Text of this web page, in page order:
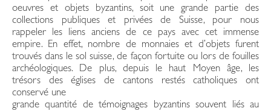
oeuvres et objets byzantins, soit une grande partie des
collections publiques et privées de Suisse, pour nous
rappeler les liens anciens de ce pays avec cet immense
empire. En effet, nombre de monnaies et d’objets furent
trouvés dans le sol suisse, de façon fortuite ou lors de fouilles
archéologiques. De plus, depuis le haut Moyen âge, les
trésors des églises de cantons restés catholiques ont
conservé une
grande quantité de témoignages byzantins souvent liés au